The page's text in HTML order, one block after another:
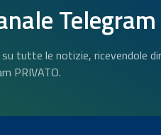
Telegram
tutte le notizie, ricevendole
PRIVATO.